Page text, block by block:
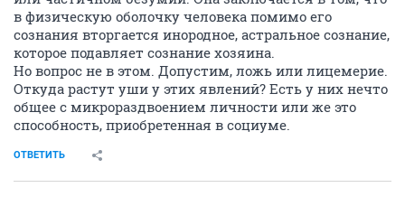
в физическую оболочку человека помимо его
сознания вторгается инородное, астральное сознание,
которое подавляет сознание хозяина.
Но вопрос не в этом. Допустим, ложь или лицемерие.
Откуда растут уши у этих явлений? Есть у них нечто
общее с микрораздвоением личности или же это
способность, приобретенная в социуме.
ОТВЕТИТЬ